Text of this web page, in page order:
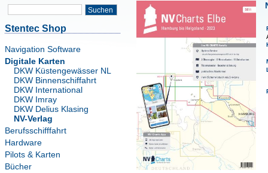
Suchen
Stentec Shop
Navigation Software
Digitale Karten
DKW Küstengewässer NL
DKW Binnenschiffahrt
DKW International
DKW Imray
DKW Delius Klasing
NV-Verlag
Berufsschifffahrt
Hardware
Pilots & Karten
Bücher